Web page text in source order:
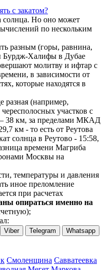
с закатом?
солнца. Но оно может
по нескольким
разным (горы, равнина,
Бурдж-Халифы в Дубае
молитву и ифтар с
в зависимости от
которые находятся в
разная (например,
участков с
38 км, за пределами МКАД
км - то есть от Реутова
солнца в Реутово - 15:58,
времени Магриба
Москвы на
температуры и давления
иное преломление
при расчетах
опираться именно на
Viber Telegram
Whatsapp
Смоленщина Савватеевка